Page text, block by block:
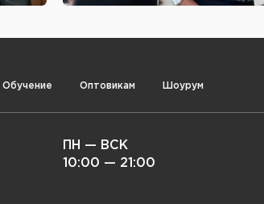
Обучение Оптовикам Шоурум
ПН — ВСК
10:00 — 21:00